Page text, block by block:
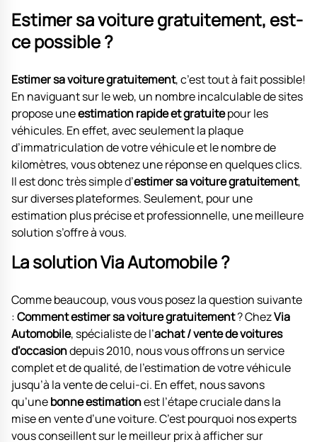
Estimer sa voiture gratuitement, est-
ce possible ?
Estimer sa voiture gratuitement, c’est tout à fait possible!
En naviguant sur le web, un nombre incalculable de sites
propose uneestimation rapide et gratuitepour les
véhicules. En effet, avec seulement la plaque
d’immatriculation de votre véhicule et le nombre de
kilomètres, vous obtenez une réponse en quelques clics.
Il est donc très simple d’estimer sa voiture gratuitement,
sur diverses plateformes. Seulement, pour une
estimation plus précise et professionnelle, une meilleure
solution s’offre à vous.
La solution Via Automobile ?
Comme beaucoup, vous vous posez la question suivante
:Comment estimer sa voiture gratuitement? ChezVia
Automobile, spécialiste de l’achat / vente de voitures
d’occasiondepuis 2010, nous vous offrons un service
complet et de qualité, de l’estimation de votre véhicule
jusqu’à la vente de celui-ci. En effet, nous savons
qu’unebonne estimationest l’étape cruciale dans la
mise en vente d’une voiture. C’est pourquoi nos experts
vous conseillent sur le meilleur prix à afficher sur